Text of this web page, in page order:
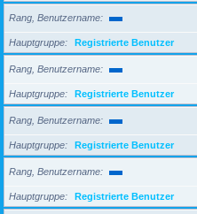
Rang, Benutzername
Hauptgruppe Registrierte Benutzer
Rang, Benutzername
Hauptgruppe Registrierte Benutzer
Rang, Benutzername
Hauptgruppe Registrierte Benutzer
Rang, Benutzername
Hauptgruppe Registrierte Benutzer